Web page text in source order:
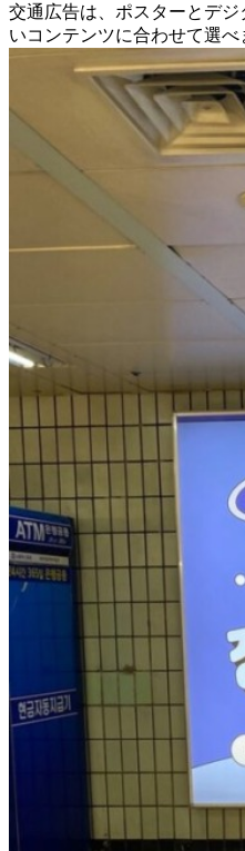
交通広告は、ポスターとデ
いコンテンツに合わせて選べ